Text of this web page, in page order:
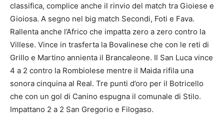
classifica, complice anche il rinvio del match tra Gioiese e
Gioiosa. A segno nel big match Secondi, Foti e Fava.
Rallenta anche l’Africo che impatta zero a zero contro la
Villese. Vince in trasferta la Bovalinese che con le reti di
Grillo e Martino annienta il Brancaleone. Il San Luca vince
4 a 2 contro la Rombiolese mentre il Maida rifila una
sonora cinquina al Real. Tre punti d’oro per il Botricello
che con un gol di Canino espugna il comunale di Stilo.
Impattano 2 a 2 San Gregorio e Filogaso.